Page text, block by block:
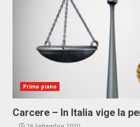
Primo piano
Carcere – In Italia vige la